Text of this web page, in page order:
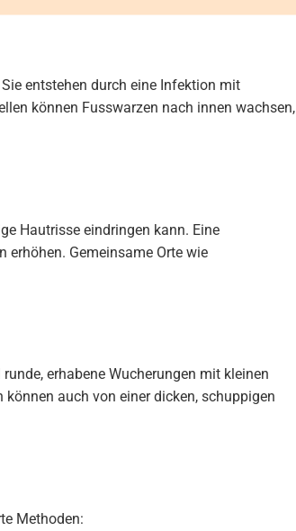
entstehen durch eine Infektion mit
können Fusswarzen nach innen wachsen,
Hautrisse eindringen kann. Eine
Gemeinsame Orte wie
erhabene Wucherungen mit kleinen
auch von einer dicken, schuppigen
Methoden: